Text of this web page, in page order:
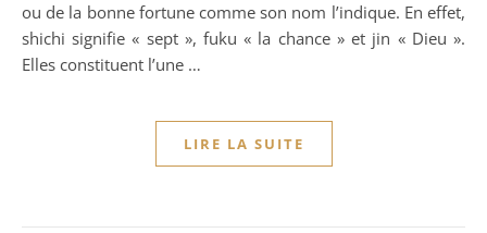
ou de la bonne fortune comme son nom l’indique. En effet,
shichi signifie « sept », fuku « la chance » et jin « Dieu ».
Elles constituent l’une …
LIRE LA SUITE